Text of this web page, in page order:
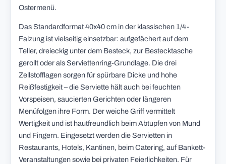
Ostermenü.
Das Standardformat 40x40 cm in der klassischen 1/4-
Falzung ist vielseitig einsetzbar: aufgefächert auf dem
Teller, dreieckig unter dem Besteck, zur Bestecktasche
gerollt oder als Serviettenring-Grundlage. Die drei
Zellstofflagen sorgen für spürbare Dicke und hohe
Reißfestigkeit – die Serviette hält auch bei feuchten
Vorspeisen, saucierten Gerichten oder längeren
Menüfolgen ihre Form. Der weiche Griff vermittelt
Wertigkeit und ist hautfreundlich beim Abtupfen von Mund
und Fingern. Eingesetzt werden die Servietten in
Restaurants, Hotels, Kantinen, beim Catering, auf Bankett-
Veranstaltungen sowie bei privaten Feierlichkeiten. Für